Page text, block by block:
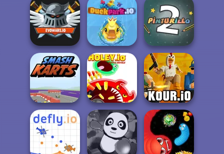
Build & Crush
Hungry Shark
Arena
Blocky Snakes
Evowars.io DuckPark.io Pinturillo 2
Smash Karts
Holey.io Battle
Royale
Kour.io